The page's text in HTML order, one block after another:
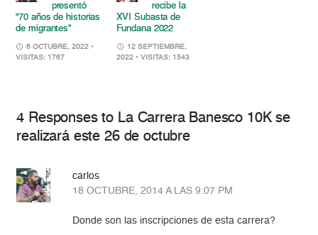
presentó
“70 años de historias
de migrantes”
6 OCTUBRE, 2022 •
VISITAS: 1767
recibe la
XVI Subasta de
Fundana 2022
12 SEPTIEMBRE,
2022 • VISITAS: 1543
4 Responses to La Carrera Banesco 10K se
realizará este 26 de octubre
carlos
18 OCTUBRE, 2014 A LAS 9:07 PM
Donde son las inscripciones de esta carrera?